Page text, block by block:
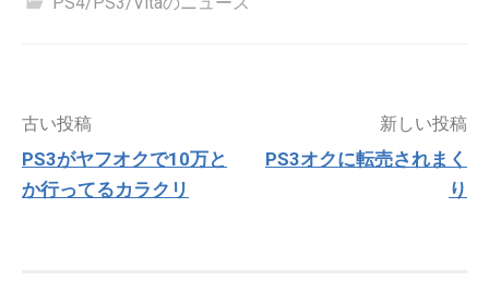
投
ナ
ビ
古い投稿
PS3がヤフオクで10万と
か行ってるカラクリ
新しい投稿
PS3オクに転売されまく
り